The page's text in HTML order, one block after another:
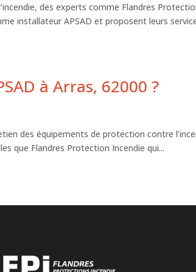
des experts comme Flandres
installateur APSAD et proposent leurs
à Arras, 62000 ?
des équipements de protection contre
que Flandres Protection Incendie qui...